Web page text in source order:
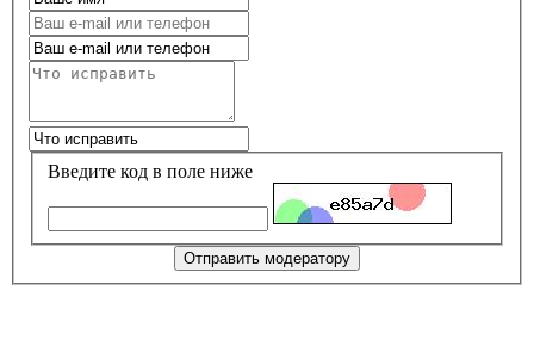
Введите код в поле ниже
Отправить модератору